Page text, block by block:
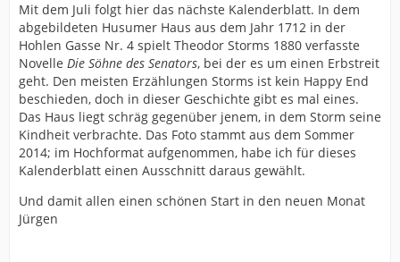
Mit dem Juli folgt hier das nächste Kalenderblatt. In dem
abgebildeten Husumer Haus aus dem Jahr 1712 in der
Hohlen Gasse Nr. 4 spielt Theodor Storms 1880 verfasste
Novelle Die Söhne des Senators, bei der es um einen Erbstreit
geht. Den meisten Erzählungen Storms ist kein Happy End
beschieden, doch in dieser Geschichte gibt es mal eines.
Das Haus liegt schräg gegenüber jenem, in dem Storm seine
Kindheit verbrachte. Das Foto stammt aus dem Sommer
2014; im Hochformat aufgenommen, habe ich für dieses
Kalenderblatt einen Ausschnitt daraus gewählt.
Und damit allen einen schönen Start in den neuen Monat
Jürgen